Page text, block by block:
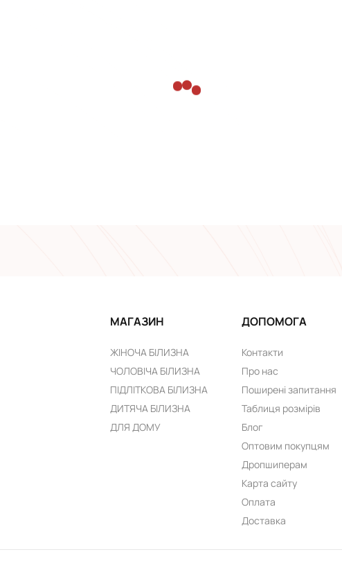
МАГАЗИН
ЖІНОЧА БІЛИЗНА
ЧОЛОВІЧА БІЛИЗНА
ПІДЛІТКОВА БІЛИЗНА
ДИТЯЧА БІЛИЗНА
ДЛЯ ДОМУ
ДОПОМОГА
Контакти
Про нас
Поширені запитання
Таблиця розмірів
Блог
Оптовим покупцям
Дропшиперам
Карта сайту
Оплата
Доставка